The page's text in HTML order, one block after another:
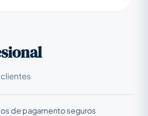
de pagamento seguros